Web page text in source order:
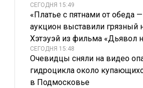
СЕГОДНЯ 15:49
«Платье с пятнами от обеда
аукцион выставили грязный
Хэтэуэй из фильма «Дьявол
СЕГОДНЯ 15:48
Очевидцы сняли на видео
гидроцикла около
в Подмосковье